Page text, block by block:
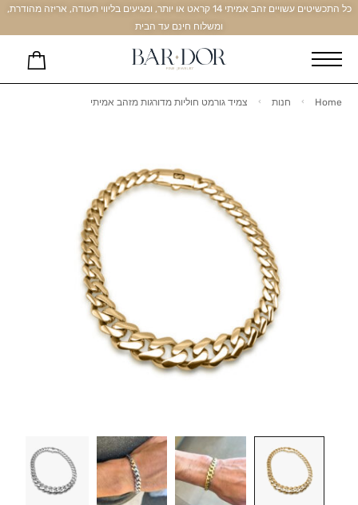
כל התכשיטים עשויים זהב אמיתי 14 קראט או יותר, ומגיעים בליווי תעודה, אריזה מהודרת,
ומשלוח חינם עד הבית
Home חנות צמיד גורמט חוליות מדורגות מזהב אמיתי